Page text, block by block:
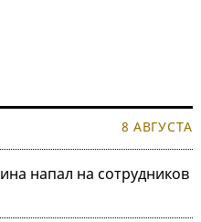
8 АВГУСТА
напал на сотрудников